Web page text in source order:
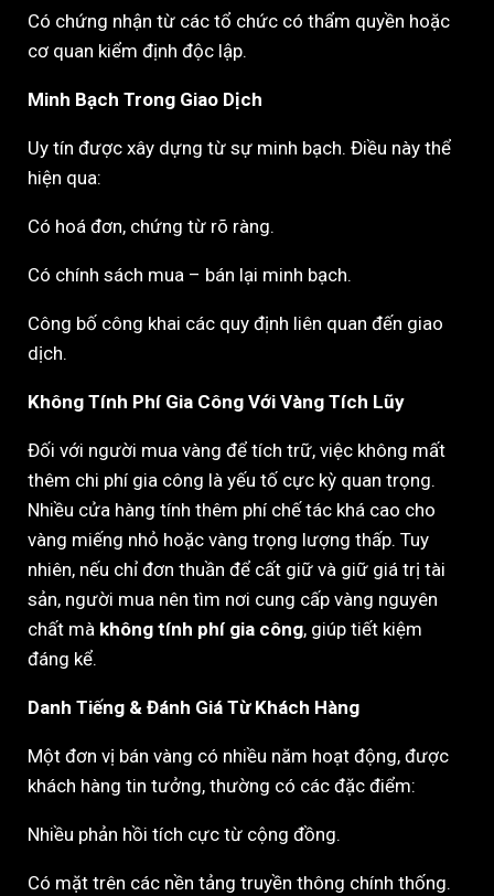
Có chứng nhận từ các tổ chức có thẩm quyền hoặc
cơ quan kiểm định độc lập.
Minh Bạch Trong Giao Dịch
Uy tín được xây dựng từ sự minh bạch. Điều này thể
hiện qua:
Có hoá đơn, chứng từ rõ ràng.
Có chính sách mua – bán lại minh bạch.
Công bố công khai các quy định liên quan đến giao
dịch.
Không Tính Phí Gia Công Với Vàng Tích Lũy
Đối với người mua vàng để tích trữ, việc không mất
thêm chi phí gia công là yếu tố cực kỳ quan trọng.
Nhiều cửa hàng tính thêm phí chế tác khá cao cho
vàng miếng nhỏ hoặc vàng trọng lượng thấp. Tuy
nhiên, nếu chỉ đơn thuần để cất giữ và giữ giá trị tài
sản, người mua nên tìm nơi cung cấp vàng nguyên
chất mà không tính phí gia công, giúp tiết kiệm
đáng kể.
Danh Tiếng & Đánh Giá Từ Khách Hàng
Một đơn vị bán vàng có nhiều năm hoạt động, được
khách hàng tin tưởng, thường có các đặc điểm:
Nhiều phản hồi tích cực từ cộng đồng.
Có mặt trên các nền tảng truyền thông chính thống.